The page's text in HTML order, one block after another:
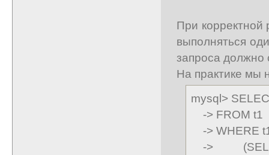
При корректной
выполняться
запроса должно
На практике мы
mysql>
-> FROM t1
-> WHERE
->